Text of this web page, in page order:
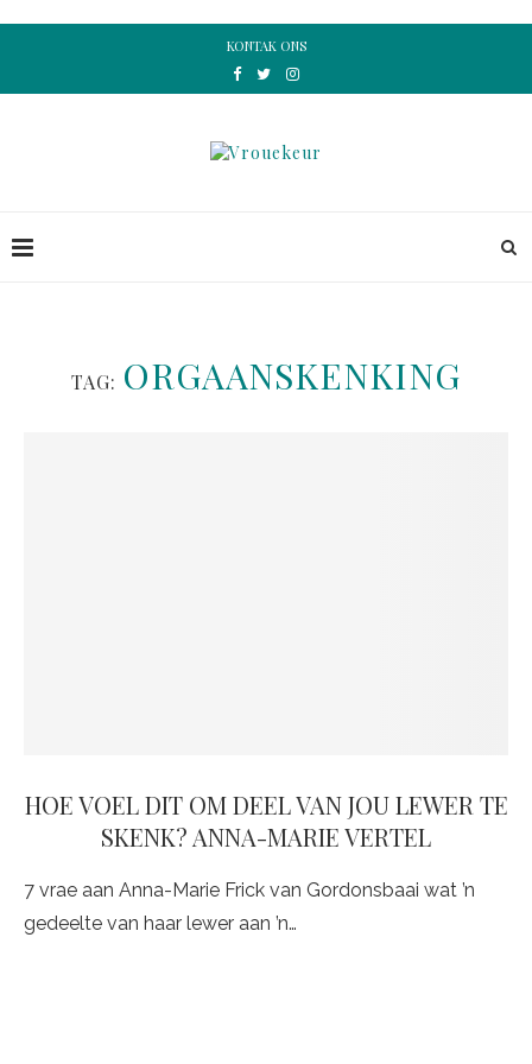
KONTAK ONS
TAG: ORGAANSKENKING
HOE VOEL DIT OM DEEL VAN JOU LEWER TE
SKENK? ANNA-MARIE VERTEL
7 vrae aan Anna-Marie Frick van Gordonsbaai wat ’n
gedeelte van haar lewer aan ’n…